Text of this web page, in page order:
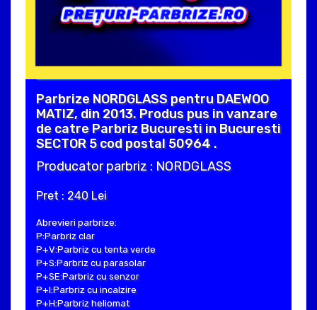
Parbrize NORDGLASS pentru DAEWOO
MATIZ, din 2013. Produs pus in vanzare
de catre Parbriz Bucuresti in Bucuresti
SECTOR 5 cod postal 50964 .
Producator parbriz : NORDGLASS
Pret : 240 Lei
Abrevieri parbrize:
P:Parbriz clar
P+V:Parbriz cu tenta verde
P+S:Parbriz cu parasolar
P+SE:Parbriz cu senzor
P+I:Parbriz cu incalzire
P+H:Parbriz heliomat